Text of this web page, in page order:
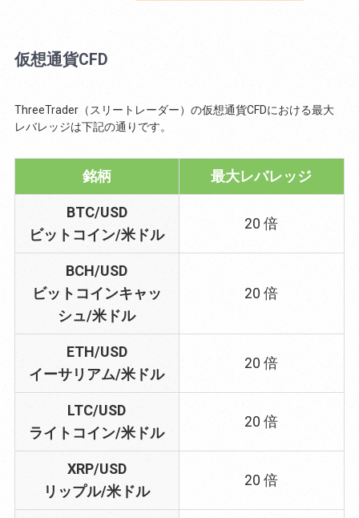
仮想通貨CFD
ThreeTrader（スリートレーダー）の仮想通貨CFDにおける最大
レバレッジは下記の通りです。
銘柄 最大レバレッジ
BTC/USD
ビットコイン/米ドル
20 倍
BCH/USD
ビットコインキャッ
シュ/米ドル
20 倍
ETH/USD
イーサリアム/米ドル
20 倍
LTC/USD
ライトコイン/米ドル
20 倍
XRP/USD
リップル/米ドル
20 倍